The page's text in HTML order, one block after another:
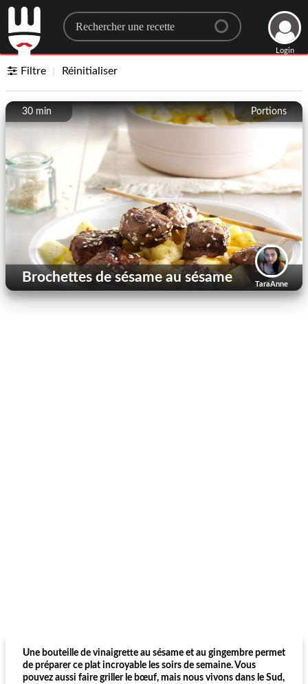
Search for a recipe
Login
Filtre Réinitialiser
Portions
30 min
TaraAnne
Brochettes de sésame au sésame
Une bouteille de vinaigrette au sésame et au gingembre permet
de préparer ce plat incroyable les soirs de semaine. Vous
pouvez aussi faire griller le bœuf, mais nous vivons dans le Sud,